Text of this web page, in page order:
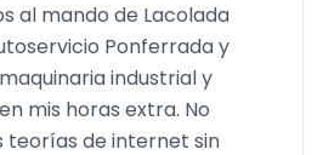
al mando de Lacolada
Ponferrada y
industrial y
mis horas extra. No
de internet sin